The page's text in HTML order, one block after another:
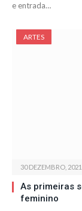
e entrada…
ARTES
30 DEZEMBRO, 2021
As primeiras
feminino